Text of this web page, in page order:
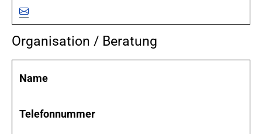
Organisation / Beratung
Name
Telefonnummer